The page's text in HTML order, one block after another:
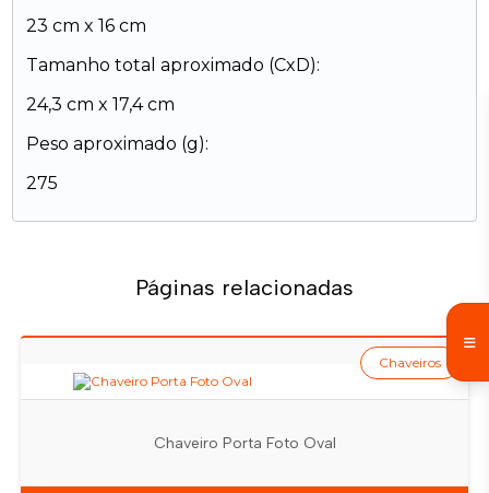
23 cm x 16 cm
Tamanho total aproximado (CxD):
24,3 cm x 17,4 cm
Peso aproximado (g):
275
Páginas relacionadas
Chaveiro Porta Foto Oval
Chaveiros